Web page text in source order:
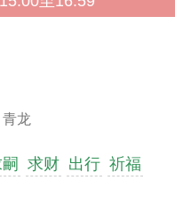
龙
求财 出行 祈福